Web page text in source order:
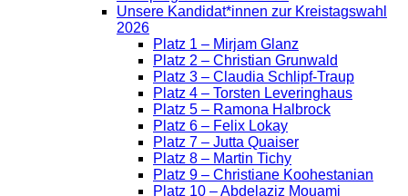
Unsere Kandidat*innen zur Kreistagswahl
2026
Platz 1 – Mirjam Glanz
Platz 2 – Christian Grunwald
Platz 3 – Claudia Schlipf-Traup
Platz 4 – Torsten Leveringhaus
Platz 5 – Ramona Halbrock
Platz 6 – Felix Lokay
Platz 7 – Jutta Quaiser
Platz 8 – Martin Tichy
Platz 9 – Christiane Koohestanian
Platz 10 – Abdelaziz Mouami